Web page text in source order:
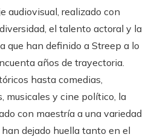
audiovisual, realizado con
el talento actoral y la
que han definido a Streep a lo
años de trayectoria.
hasta comedias,
musicales y cine político, la
con maestría a una variedad
dejado huella tanto en el